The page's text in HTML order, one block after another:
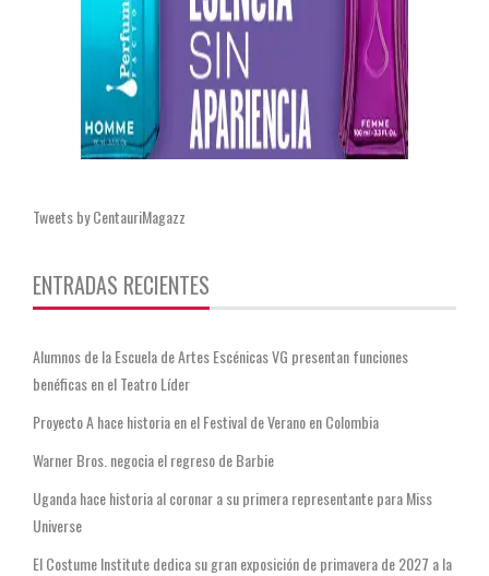
Tweets by CentauriMagazz
ENTRADAS RECIENTES
Alumnos de la Escuela de Artes Escénicas VG presentan funciones
benéficas en el Teatro Líder
Proyecto A hace historia en el Festival de Verano en Colombia
Warner Bros. negocia el regreso de Barbie
Uganda hace historia al coronar a su primera representante para Miss
Universe
El Costume Institute dedica su gran exposición de primavera de 2027 a la